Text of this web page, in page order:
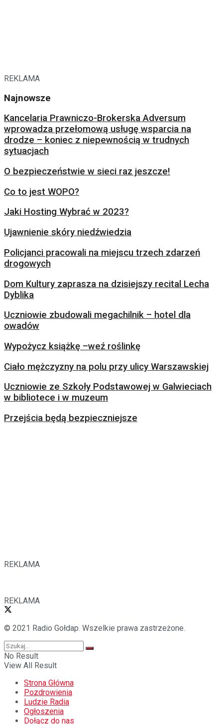
REKLAMA
Najnowsze
Kancelaria Prawniczo-Brokerska Adversum
wprowadza przełomową usługę wsparcia na
drodze – koniec z niepewnością w trudnych
sytuacjach
O bezpieczeństwie w sieci raz jeszcze!
Co to jest WOPO?
Jaki Hosting Wybrać w 2023?
Ujawnienie skóry niedźwiedzia
Policjanci pracowali na miejscu trzech zdarzeń
drogowych
Dom Kultury zaprasza na dzisiejszy recital Lecha
Dyblika
Uczniowie zbudowali megachilnik – hotel dla
owadów
Wypożycz książkę –weź roślinkę
Ciało mężczyzny na polu przy ulicy Warszawskiej
Uczniowie ze Szkoły Podstawowej w Galwieciach
w bibliotece i w muzeum
Przejścia będą bezpieczniejsze
REKLAMA
REKLAMA
© 2021 Radio Gołdap. Wszelkie prawa zastrzeżone.
No Result
View All Result
Strona Główna
Pozdrowienia
Ludzie Radia
Ogłoszenia
Dołącz do nas